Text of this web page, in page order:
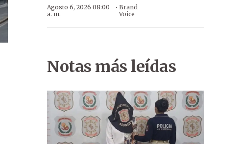
Agosto 6, 2026 08:00
a. m.
·Brand
Voice
Notas más leídas